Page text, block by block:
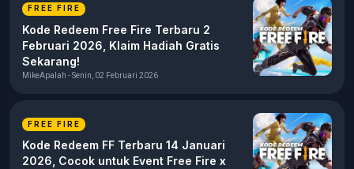
FREE FIRE
Kode Redeem Free Fire Terbaru 2
Februari 2026, Klaim Hadiah Gratis
Sekarang!
MikeApalah - Senin, 02 Februari 2026
FREE FIRE
Kode Redeem FF Terbaru 14 Januari
2026, Cocok untuk Event Free Fire x